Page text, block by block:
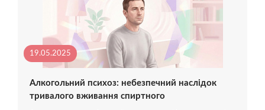
19.05.2025
Алкогольний психоз: небезпечний наслідок
тривалого вживання спиртного